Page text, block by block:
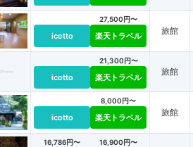
icotto
27,500円〜
楽天トラベル 旅館
icotto
21,300円〜
楽天トラベル
旅館
icotto
8,000円〜
楽天トラベル 旅館
16,786円〜 16,900円〜